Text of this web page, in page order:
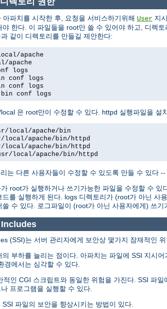
아파치를 시작한 후, 요청을 서비스하기위해 User 지
야 한다. 이 파일들을 root만 쓸 수 있어야 하고, 디렉
같이 디렉토리를 만들길 제안한다:
apache
apache
logs
conf logs
conf logs
bin conf logs
은 root만이 수정할 수 있다. httpd 실행파일을 설
local/apache/bin
local/apache/bin/httpd
local/apache/bin/httpd
local/apache/bin/httpd
는 다른 사용자들이 수정할 수 있도록 만들 수 있다
root가 실행하거나 쓰기가능한 파일을 수정할 수
를 실행하게 된다. logs 디렉토리가 (root가 아닌 사
쓸 수 있다. 로그파일이 (root가 아닌 사용자에게) 쓰
(SSI)는 서버 관리자에게 보안상 몇가지 잠재적인
의 부하를 늘리는 점이다. 아파치는 파일에 SSI 지시
경에서는 심각할 수 있다.
적인 CGI 스크립트와 동일한 위험을 가진다. SSI 파
프로그램을 실행할 수 있다.
SSI 파일의 보안을 향상시키는 방법이 있다.